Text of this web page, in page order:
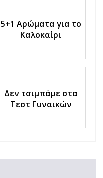
5+1 Αρώματα για το
Καλοκαίρι
Δεν τσιμπάμε στα
Τεστ Γυναικών